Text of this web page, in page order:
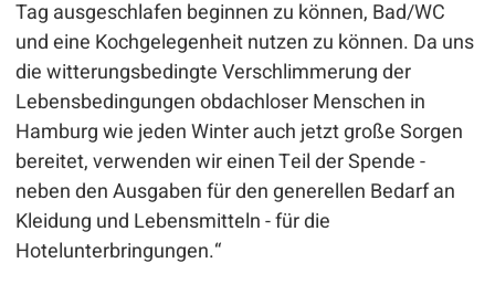
Tag ausgeschlafen beginnen zu können, Bad/WC
und eine Kochgelegenheit nutzen zu können. Da uns
die witterungsbedingte Verschlimmerung der
Lebensbedingungen obdachloser Menschen in
Hamburg wie jeden Winter auch jetzt große Sorgen
bereitet, verwenden wir einen Teil der Spende -
neben den Ausgaben für den generellen Bedarf an
Kleidung und Lebensmitteln - für die
Hotelunterbringungen.“